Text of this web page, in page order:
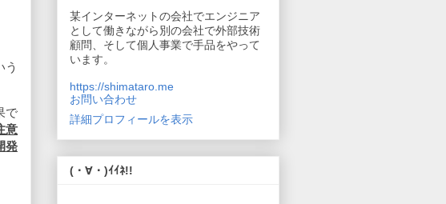
う
で
意
発
某インターネットの会社でエンジニア
として働きながら別の会社で外部技術
顧問、そして個人事業で手品をやって
います。
https://shimataro.me
お問い合わせ
詳細プロフィールを表示
(・∀・)ｲｲﾈ!!